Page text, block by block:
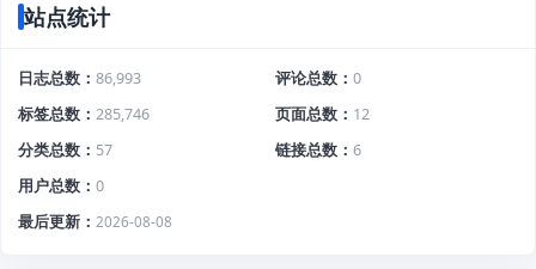
站点统计
日志总数 86,993 评论总数
0
标签总数
285,746 页面总数
12
分类总数
57 链接总数
6
用户总数
0
最后更新
2026-08-08